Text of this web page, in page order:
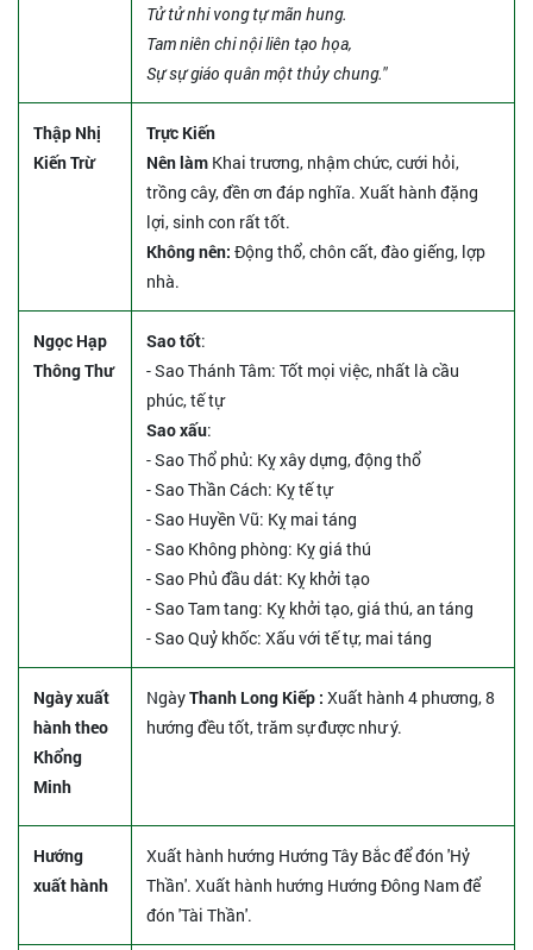
Tử tử nhi vong tự mãn hung.
Tam niên chi nội liên tạo họa,
Sự sự giáo quân một thủy chung."
Thập Nhị
Kiến Trừ
Trực Kiến
Nên làm Khai trương, nhậm chức, cưới hỏi,
trồng cây, đền ơn đáp nghĩa. Xuất hành đặng
lợi, sinh con rất tốt.
Không nên: Động thổ, chôn cất, đào giếng, lợp
nhà.
Ngọc Hạp
Thông Thư
Sao tốt:
- Sao Thánh Tâm: Tốt mọi việc, nhất là cầu
phúc, tế tự
Sao xấu:
- Sao Thổ phủ: Kỵ xây dựng, động thổ
- Sao Thần Cách: Kỵ tế tự
- Sao Huyền Vũ: Kỵ mai táng
- Sao Không phòng: Kỵ giá thú
- Sao Phủ đầu dát: Kỵ khởi tạo
- Sao Tam tang: Kỵ khởi tạo, giá thú, an táng
- Sao Quỷ khốc: Xấu với tế tự, mai táng
Ngày xuất
hành theo
Khổng
Minh
NgàyThanh Long Kiếp : Xuất hành 4 phương, 8
hướng đều tốt, trăm sự được như ý.
Hướng
xuất hành
Xuất hành hướng Hướng Tây Bắc để đón 'Hỷ
Thần'. Xuất hành hướng Hướng Đông Nam để
đón 'Tài Thần'.